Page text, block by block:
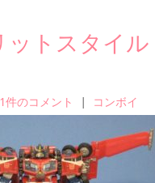
ットスタイ
1件のコメント コンボイ